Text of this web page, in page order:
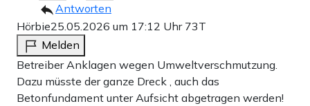
Antworten
Hörbie25.05.2026 um 17:12 Uhr 73T
Melden
Betreiber Anklagen wegen Umweltverschmutzung.
Dazu müsste der ganze Dreck , auch das
Betonfundament unter Aufsicht abgetragen werden!